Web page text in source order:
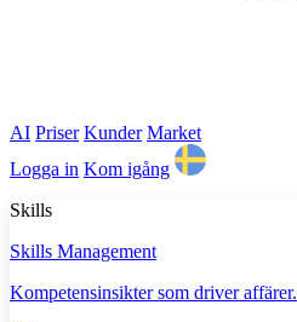
AI Priser Kunder Market
Logga in Kom igång
Skills
Skills Management
Kompetensinsikter som driver affärer.